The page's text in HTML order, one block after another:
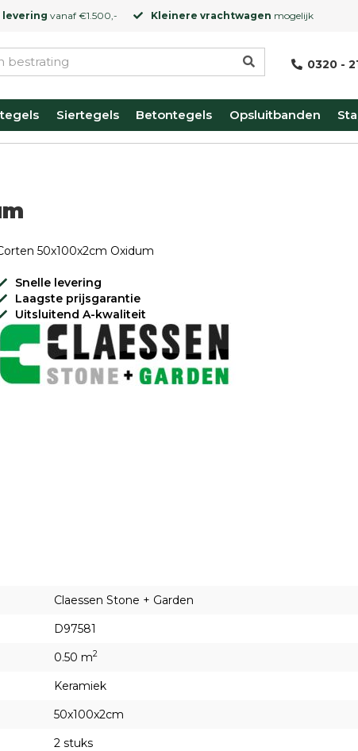
levering vanaf €1.500,- Kleinere vrachtwagen mogelijk
0320 -
Siertegels Betontegels Opsluitbanden
50x100x2cm Oxidum
Snelle levering
Laagste prijsgarantie
Uitsluitend A-kwaliteit
Claessen Stone + Garden
D97581
0.50 m2
Keramiek
50x100x2cm
2 stuks